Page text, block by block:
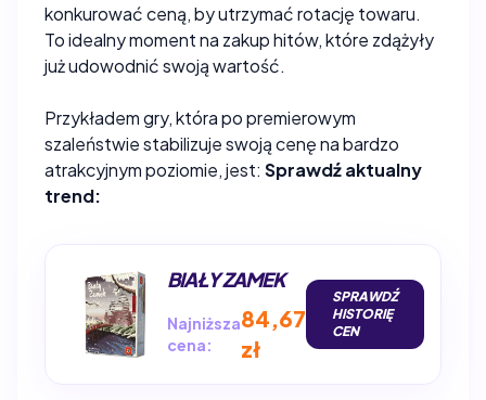
konkurować ceną, by utrzymać rotację towaru.
To idealny moment na zakup hitów, które zdążyły
już udowodnić swoją wartość.
Przykładem gry, która po premierowym
szaleństwie stabilizuje swoją cenę na bardzo
atrakcyjnym poziomie, jest: Sprawdź aktualny
trend:
BIAŁY ZAMEK
Najniższa
cena:
84,67
zł
SPRAWDŹ
HISTORIĘ
CEN